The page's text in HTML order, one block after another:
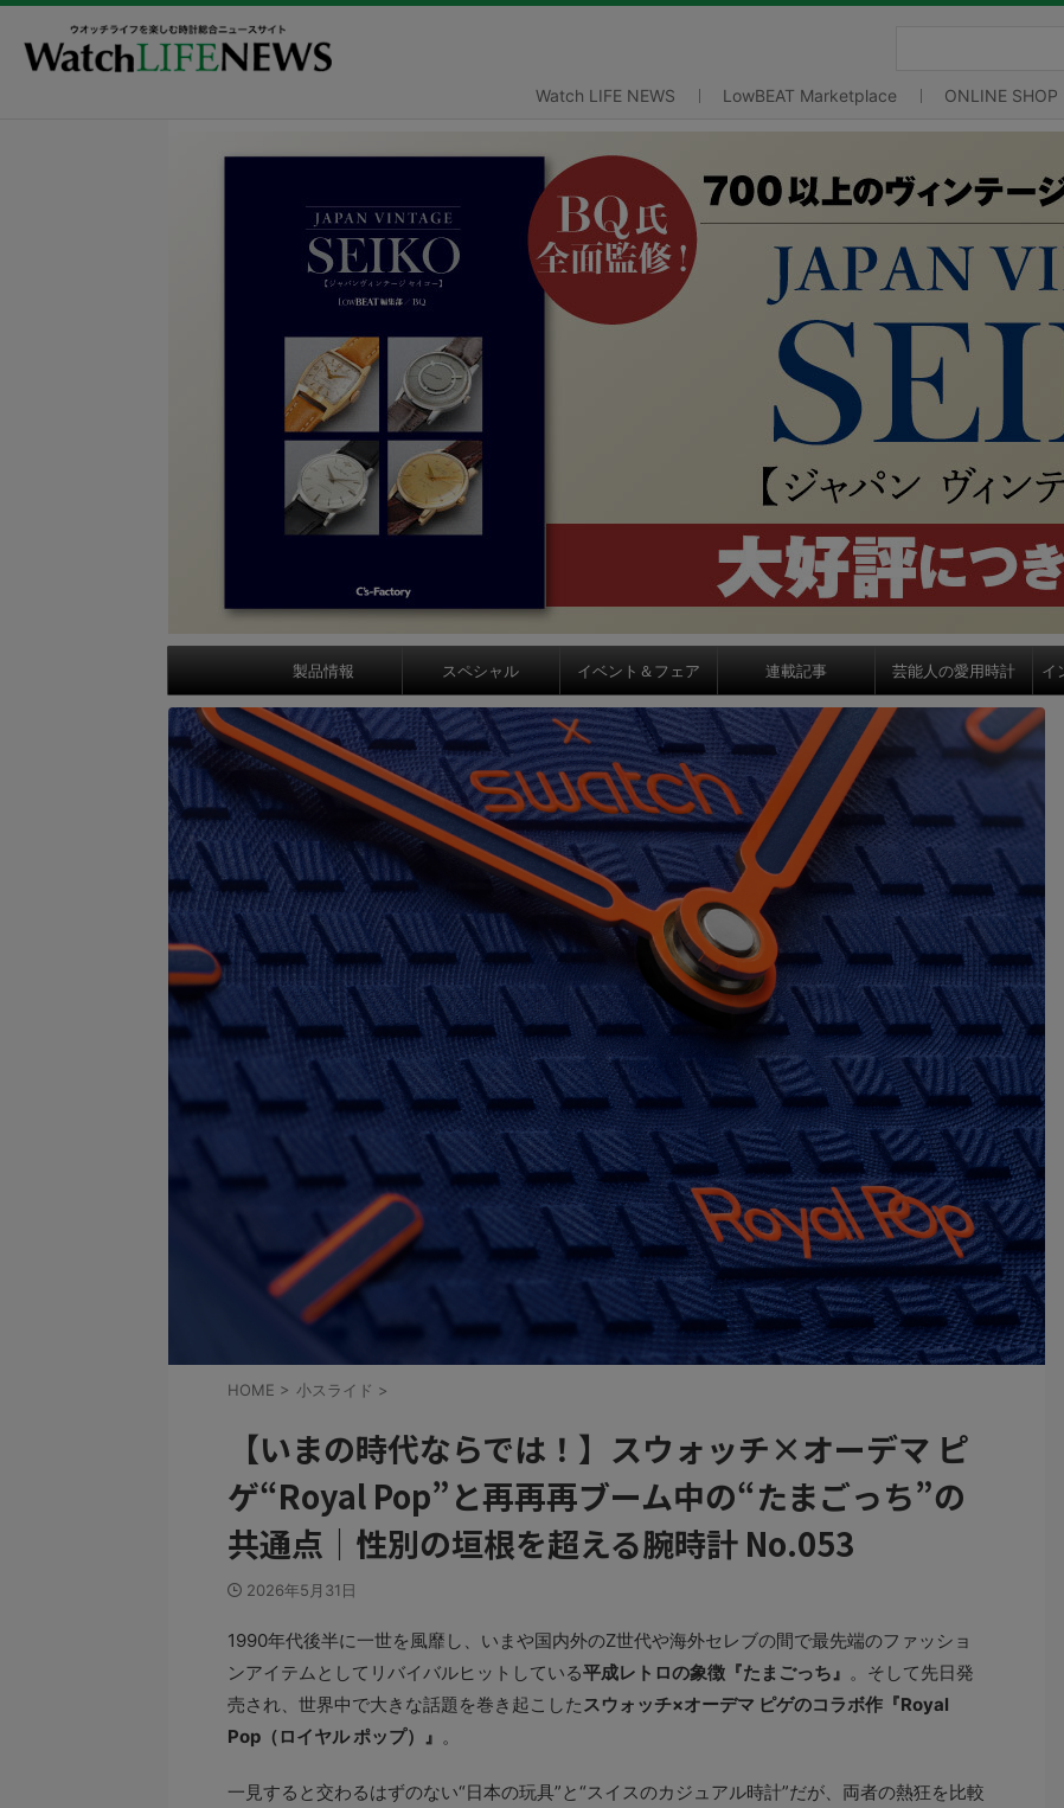
Watch LIFE NEWS LowBEAT Marketplace ONLINE SHOP
製品情報 スペシャル イベント＆フェア 連載記事 芸能人の愛用時計 イ
HOME > 小スライド >
【いまの時代ならでは！】スウォッチ×オーデマ ピ
ゲ“Royal Pop”と再再再ブーム中の“たまごっち”の
共通点｜性別の垣根を超える腕時計 No.053
2026年5月31日
1990年代後半に一世を風靡し、いまや国内外のZ世代や海外セレブの間で最先端のファッショ
ンアイテムとしてリバイバルヒットしている平成レトロの象徴『たまごっち』 。そして先日発
売され、世界中で大きな話題を巻き起こしたスウォッチ×オーデマ ピゲのコラボ作『Royal
Pop（ロイヤル ポップ）』 。
一見すると交わるはずのない“日本の玩具”と“スイスのカジュアル時計”だが、両者の熱狂を比較